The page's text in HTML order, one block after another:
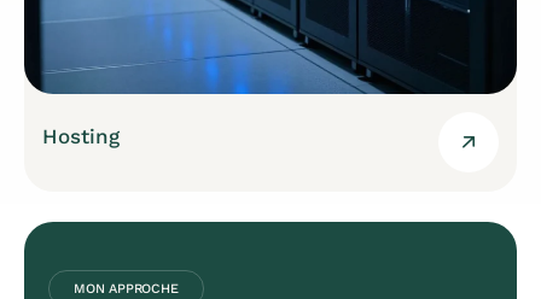
Hosting
MON APPROCHE